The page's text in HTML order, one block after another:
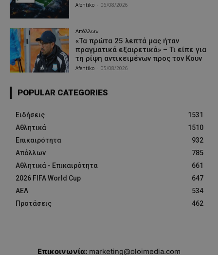
Afentiko 06/08/2026
Απόλλων
«Τα πρώτα 25 λεπτά μας ήταν
πραγματικά εξαιρετικά» – Τι είπε για
τη ρίψη αντικειμένων προς τον Κουν
Afentiko 05/08/2026
POPULAR CATEGORIES
Ειδήσεις
1531
Αθλητικά
1510
Επικαιρότητα
932
Απόλλων
785
Αθλητικά - Επικαιρότητα
661
2026 FIFA World Cup
647
ΑΕΛ
534
Προτάσεις
462
Επικοινωνία: marketing@oloimedia.com